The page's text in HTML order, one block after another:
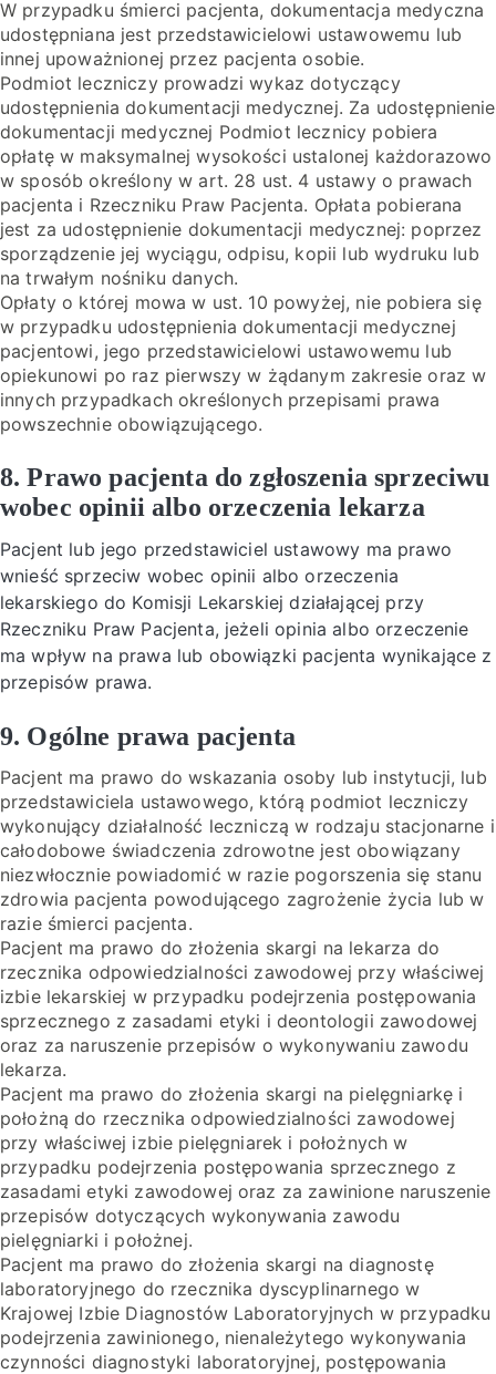
W przypadku śmierci pacjenta, dokumentacja medyczna
udostępniana jest przedstawicielowi ustawowemu lub
innej upoważnionej przez pacjenta osobie.
Podmiot leczniczy prowadzi wykaz dotyczący
udostępnienia dokumentacji medycznej. Za udostępnienie
dokumentacji medycznej Podmiot lecznicy pobiera
opłatę w maksymalnej wysokości ustalonej każdorazowo
w sposób określony w art. 28 ust. 4 ustawy o prawach
pacjenta i Rzeczniku Praw Pacjenta. Opłata pobierana
jest za udostępnienie dokumentacji medycznej: poprzez
sporządzenie jej wyciągu, odpisu, kopii lub wydruku lub
na trwałym nośniku danych.
Opłaty o której mowa w ust. 10 powyżej, nie pobiera się
w przypadku udostępnienia dokumentacji medycznej
pacjentowi, jego przedstawicielowi ustawowemu lub
opiekunowi po raz pierwszy w żądanym zakresie oraz w
innych przypadkach określonych przepisami prawa
powszechnie obowiązującego.
8. Prawo pacjenta do zgłoszenia sprzeciwu
wobec opinii albo orzeczenia lekarza
Pacjent lub jego przedstawiciel ustawowy ma prawo
wnieść sprzeciw wobec opinii albo orzeczenia
lekarskiego do Komisji Lekarskiej działającej przy
Rzeczniku Praw Pacjenta, jeżeli opinia albo orzeczenie
ma wpływ na prawa lub obowiązki pacjenta wynikające z
przepisów prawa.
9. Ogólne prawa pacjenta
Pacjent ma prawo do wskazania osoby lub instytucji, lub
przedstawiciela ustawowego, którą podmiot leczniczy
wykonujący działalność leczniczą w rodzaju stacjonarne i
całodobowe świadczenia zdrowotne jest obowiązany
niezwłocznie powiadomić w razie pogorszenia się stanu
zdrowia pacjenta powodującego zagrożenie życia lub w
razie śmierci pacjenta.
Pacjent ma prawo do złożenia skargi na lekarza do
rzecznika odpowiedzialności zawodowej przy właściwej
izbie lekarskiej w przypadku podejrzenia postępowania
sprzecznego z zasadami etyki i deontologii zawodowej
oraz za naruszenie przepisów o wykonywaniu zawodu
lekarza.
Pacjent ma prawo do złożenia skargi na pielęgniarkę i
położną do rzecznika odpowiedzialności zawodowej
przy właściwej izbie pielęgniarek i położnych w
przypadku podejrzenia postępowania sprzecznego z
zasadami etyki zawodowej oraz za zawinione naruszenie
przepisów dotyczących wykonywania zawodu
pielęgniarki i położnej.
Pacjent ma prawo do złożenia skargi na diagnostę
laboratoryjnego do rzecznika dyscyplinarnego w
Krajowej Izbie Diagnostów Laboratoryjnych w przypadku
podejrzenia zawinionego, nienależytego wykonywania
czynności diagnostyki laboratoryjnej, postępowania